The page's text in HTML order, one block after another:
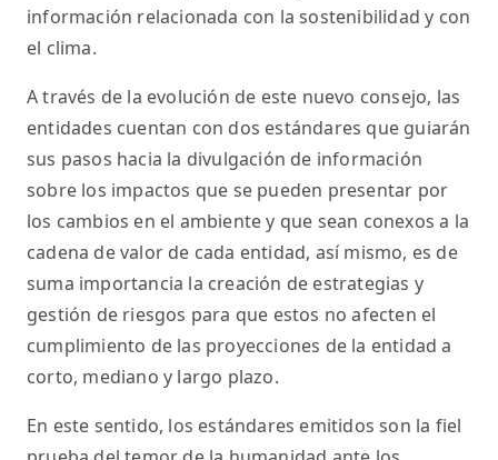
información relacionada con la sostenibilidad y con
el clima.
A través de la evolución de este nuevo consejo, las
entidades cuentan con dos estándares que guiarán
sus pasos hacia la divulgación de información
sobre los impactos que se pueden presentar por
los cambios en el ambiente y que sean conexos a la
cadena de valor de cada entidad, así mismo, es de
suma importancia la creación de estrategias y
gestión de riesgos para que estos no afecten el
cumplimiento de las proyecciones de la entidad a
corto, mediano y largo plazo.
En este sentido, los estándares emitidos son la fiel